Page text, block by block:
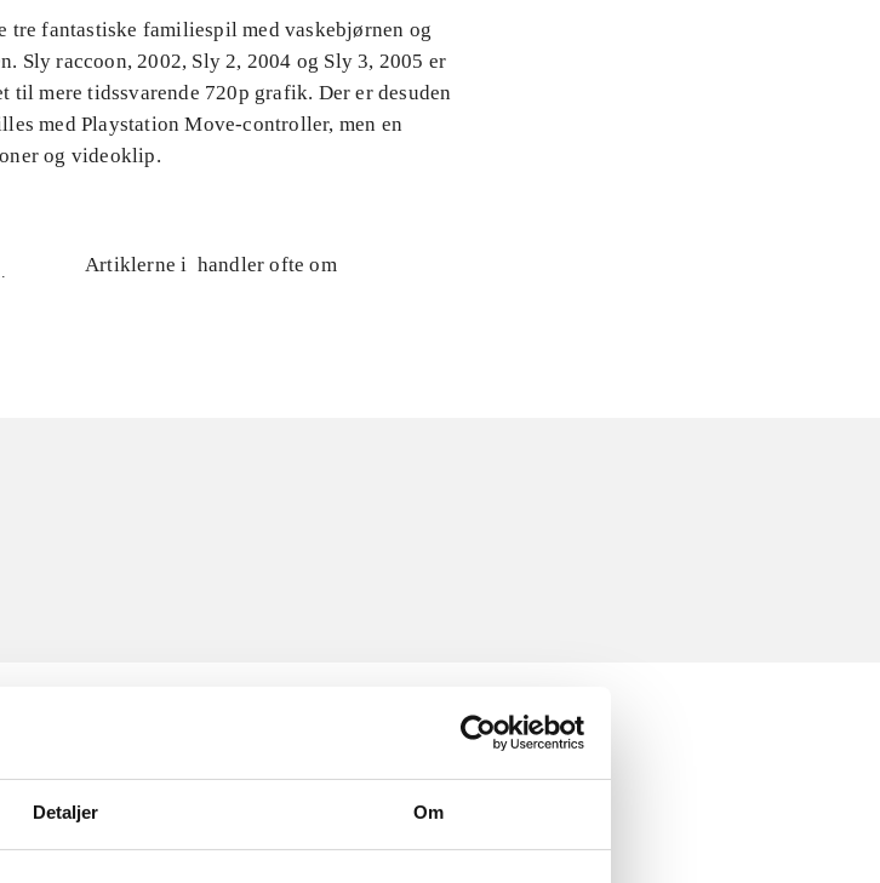
Detaljer Om
tre fantastiske familiespil med vaskebjørnen og
Sly raccoon, 2002, Sly 2, 2004 og Sly 3, 2005 er
til mere tidssvarende 720p grafik. Der er desuden
med Playstation Move-controller, men en
og videoklip.
Artiklerne i handler ofte om